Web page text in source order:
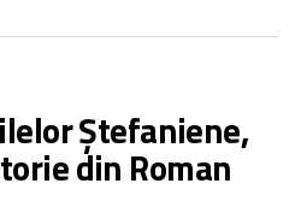
Ștefaniene,
din Roman